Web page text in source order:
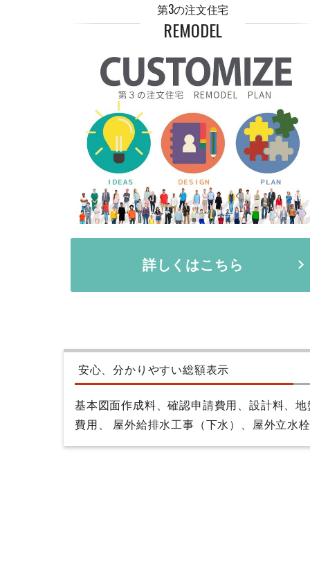
第3の注文住宅
REMODEL
詳しくはこちら
安心、分かりやすい総額表示
基本図面作成料、確認申請費用、設計料、
費用、 屋外給排水工事（下水）、屋外立水